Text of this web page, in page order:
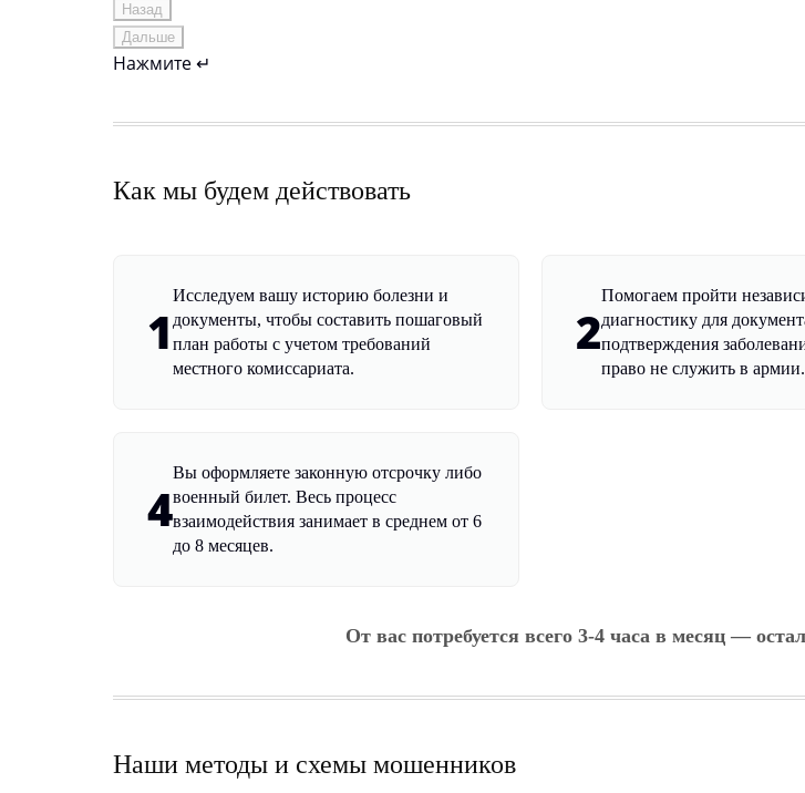
Назад
Дальше
Нажмите ↵
Как мы будем действовать
1
Исследуем вашу историю болезни и
документы, чтобы составить пошаговый
план работы с учетом требований
местного комиссариата.
2
Помогаем пройти
диагностику для
подтверждения
право не служить в армии.
4
Вы оформляете законную отсрочку либо
военный билет. Весь процесс
взаимодействия занимает в среднем от 6
до 8 месяцев.
От вас потребуется всего 3-4 часа в месяц —
Наши методы и схемы мошенников